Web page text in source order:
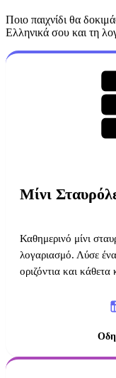
Ποιο παιχνίδι θα
Ελληνικά σου και τη
Μίνι
Καθημερινό μίνι
λογαριασμό. Λύσε
οριζόντια και κάθετα